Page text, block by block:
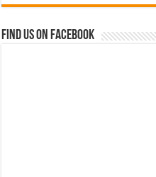
Find us on Facebook